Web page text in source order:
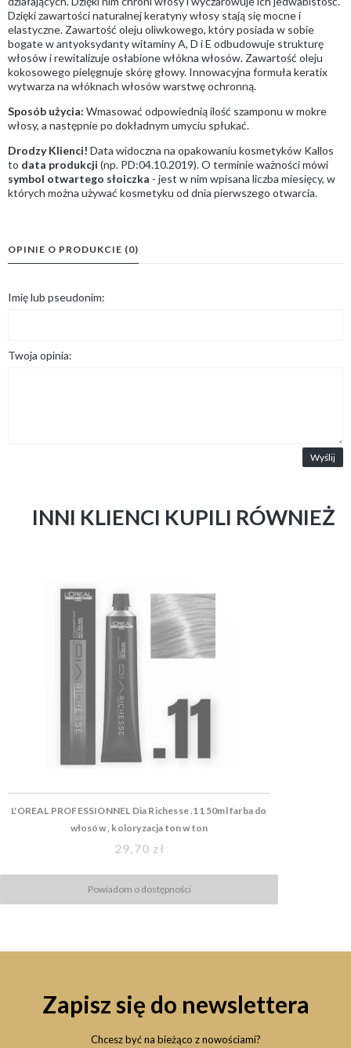
Dzięki zawartości naturalnej keratyny włosy stają się mocne i
elastyczne. Zawartość oleju oliwkowego, który posiada w sobie
bogate w antyoksydanty witaminy A, D i E odbudowuje strukturę
włosów i rewitalizuje osłabione włókna włosów. Zawartość oleju
kokosowego pielęgnuje skórę głowy. Innowacyjna formuła keratix
wytwarza na włóknach włosów warstwę ochronną.
Sposób użycia: Wmasować odpowiednią ilość szamponu w mokre
włosy, a następnie po dokładnym umyciu spłukać.
Drodzy Klienci! Data widoczna na opakowaniu kosmetyków Kallos
to data produkcji (np. PD:04.10.2019). O terminie ważności mówi
symbol otwartego słoiczka - jest w nim wpisana liczba miesięcy, w
których można używać kosmetyku od dnia pierwszego otwarcia.
OPINIE O PRODUKCIE (0)
Imię lub pseudonim:
Twoja opinia:
Wyślij
INNI KLIENCI KUPILI RÓWNIEŻ
L'OREAL PROFESSIONNEL Dia Richesse .11 50ml farba do
włosów , koloryzacja ton w ton
29,70 zł
Powiadom o dostępności
Zapisz się do newslettera
Chcesz być na bieżąco z nowościami?